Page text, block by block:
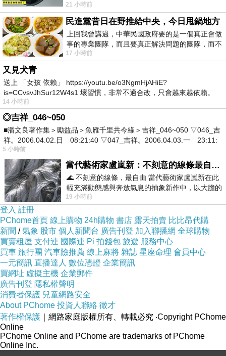
★保持手握舒適感，長度可依照個人所需延伸
★擋泥板特殊設計，減輕腳跟、膝蓋的衝擊力道
【DIBOTE】輕量型鋁合金
耳機評語：非常有特色，值得喜愛美型工
21 小時前
民進黨昔日在野推給中央，今日甩鍋地方
上回我曾講過，中華民國政府要的是一個真正會做
事的專業團隊，而且要真正解決問題的團隊，而不
是只會到處甩鍋的雙標團隊，最近民進黨
17 小時前
又見犬青
送上 「女孩 依賴」 https://youtu.be/o3NgmHjAHiE?
is=CCvsvJhSur12W4s1 壞習慣，非常不適合改，只會越來越依賴。
我害怕的
14 小時前
◎吉祥_046~050
■潘文良著作集＞勵益品＞魚雁千里共今緣＞吉祥_046~050 ▽046_吉
祥。2006.04.02.日 08:21:40 ▽047_吉祥。2006.04.03.一 23:11:
5 小時前
當代藝術家盧嵐新：不刻意的線條最自由，讓色彩流動、筆觸自己說話
🌊 不刻意的線條，最自由 當代藝術家盧嵐新在此
幅充滿動態感與奔放氣息的抽象新作中，以大膽的
藍色顏料在白色畫布上揮灑、壓印與流淌
19 小時前
登入 註冊
PChome首頁 線上購物 24h購物 書店 露天拍賣 比比昂代購
新聞 /氣象 股市 個人新聞台 廣告刊登 加入聯播網 全球購物
買賣租屋 支付連 國際連 Pi 拍錢包 旅遊 服務中心
買車 旅行團 汽車險推薦 線上麻將 雜誌 星座命理 會員中心
一元簡訊 直播達人 數位憑證 企業簡訊
買網址 虛擬主機 企業郵件
廣告刊登 隱私權聲明
消費者保護 兒童網路安全
About PChome 投資人聯絡 徵才
著作權保護 ｜網路家庭版權所有、轉載必究 ‧Copyright PChome
Online
PChome Online and PChome are trademarks of PChome
Online Inc.